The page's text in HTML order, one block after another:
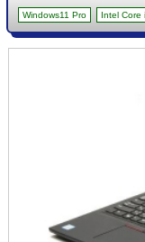
Windows11 Pro Intel Core